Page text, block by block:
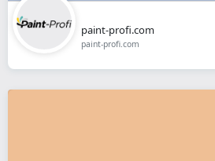
paint-profi.com
paint-profi.com